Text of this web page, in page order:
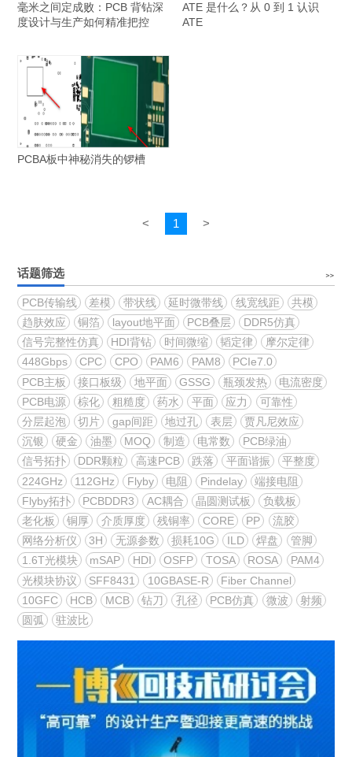
毫米之间定成败：PCB 背钻深
度设计与生产如何精准把控
ATE 是什么？从 0 到 1 认识
ATE
PCBA板中神秘消失的锣槽
< 1 >
话题筛选
PCB传输线 差模 带状线 延时微带线 线宽线距
共模
趋肤效应
铜箔 layout地平面 PCB叠层
DDR5仿真
信号完整性仿真
HDI背钻 时间微缩 韬定律
摩尔定律
448Gbps
CPC CPO PAM6 PAM8
PCIe7.0
PCB主板
接口板级 地平面 GSSG 瓶颈发热
电流密度
PCB电源
棕化 粗糙度 药水 平面 应力
可靠性
分层起泡
切片 gap间距 地过孔 表层
贾凡尼效应
沉银
硬金 油墨 MOQ 制造 电常数
PCB绿油
信号拓扑
DDR颗粒 高速PCB 跌落 平面谐振
平整度
224GHz
112GHz Flyby 电阻 Pindelay
端接电阻
Flyby拓扑
PCBDDR3 AC耦合 晶圆测试板
负载板
老化板
铜厚 介质厚度 残铜率 CORE PP
流胶
网络分析仪
3H 无源参数 损耗10G ILD 焊盘
管脚
1.6T光模块
mSAP HDI OSFP TOSA ROSA
PAM4
光模块协议
SFF8431 10GBASE-R
Fiber Channel
10GFC
HCB MCB 钻刀 孔径 PCB仿真 微波
射频
圆弧
驻波比